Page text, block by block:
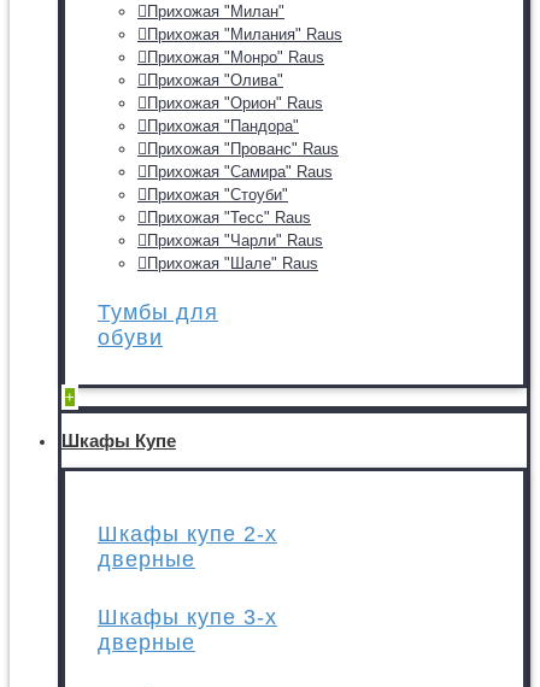
Прихожая "Милан"
Прихожая "Милания" Raus
Прихожая "Монро" Raus
Прихожая "Олива"
Прихожая "Орион" Raus
Прихожая "Пандора"
Прихожая "Прованс" Raus
Прихожая "Самира" Raus
Прихожая "Стоуби"
Прихожая "Тесс" Raus
Прихожая "Чарли" Raus
Прихожая "Шале" Raus
Тумбы для
обуви
+
Шкафы Купе
Шкафы купе 2-х
дверные
Шкафы купе 3-х
дверные